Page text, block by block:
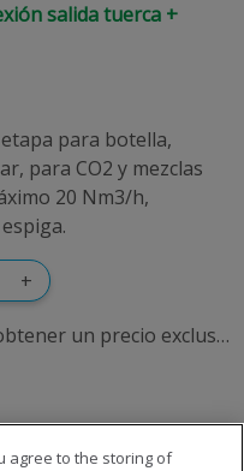
salida tuerca +
para botella,
para CO2 y mezclas
20 Nm3/h,
+
Regístrate / Inicia sesión para obtener un precio exclusivo
agree to the storing of